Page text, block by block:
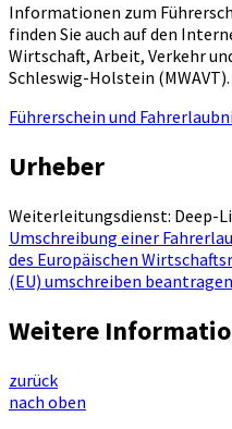
Informationen zum
finden Sie auch auf den
Wirtschaft, Arbeit, Verkehr
Schleswig-Holstein (MWAVT).
Führerschein und
Urheber
Weiterleitungsdienst: Deep-
Umschreibung einer
des Europäischen
(EU) umschreiben beantragen
Weitere
zurück
nach oben